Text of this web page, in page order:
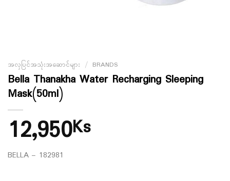
အလှပြင်အသုံးအဆောင်များ / BRANDS
Bella Thanakha Water Recharging Sleeping
Mask(50ml)
12,950Ks
BELLA – 182981